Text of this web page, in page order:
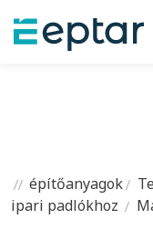
építőanyagok
ipari padlókhoz